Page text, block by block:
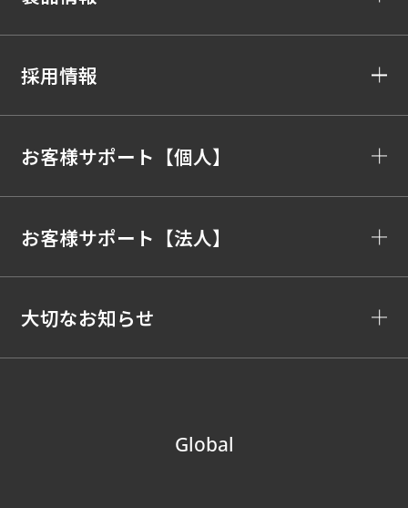
採用情報
お客様サポート【個人】
お客様サポート【法人】
大切なお知らせ
Global